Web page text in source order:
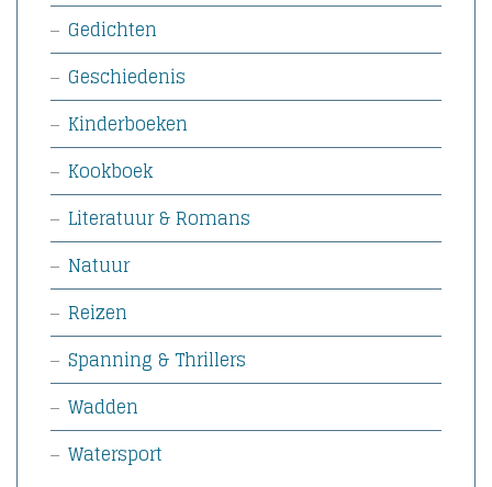
Gedichten
Geschiedenis
Kinderboeken
Kookboek
Literatuur & Romans
Natuur
Reizen
Spanning & Thrillers
Wadden
Watersport